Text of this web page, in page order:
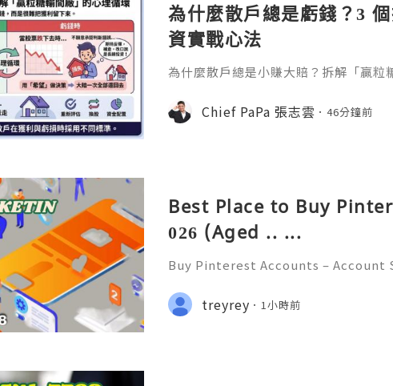
為什麼散戶總是虧錢？3
資實戰心法
為什麼散戶總是小賺大賠？拆解「贏粒
建立更客觀的買賣換股、換位思考與投
Chief PaPa 張志雲 46分鐘前
Best Place to Buy
026 (Aged .. ...
Buy Pinterest Accounts –
💫🌐✨💎Fast & Reliable 24/7
💎WhatsApp :+1 (506) 541-7768
treyrey 1小時前